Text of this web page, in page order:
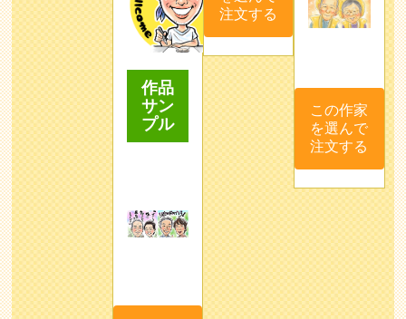
作品
サン
プル
この作家
を選んで
注文する